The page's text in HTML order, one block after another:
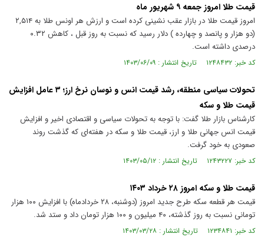
قیمت طلا امروز جمعه ۹ شهریور ماه
امروز قیمت طلا در بازار عقب نشینی کرده است و ارزش هر اونس طلا به ۲,۵۱۴
(دو هزار و پانصد و چهارده ) دلار رسید که نسبت به روز قبل ، کاهش ۰.۳۲
درصدی داشته است.
کد خبر: ۱۲۴۸۴۳۲ تاریخ انتشار : ۱۴۰۳/۰۶/۰۹
تحولات سیاسی منطقه، رشد قیمت انس و نوسان نرخ ارز؛ ۳ عامل افزایش
قیمت طلا و سکه
کارشناس بازار طلا گفت: با توجه به تحولات سیاسی و اقتصادی اخیر و افزایش
قیمت انس جهانی طلا و ارز، قیمت طلا و سکه در هفته‌ای که گذشت روند
صعودی به خود گرفت.
کد خبر: ۱۲۴۳۲۲۷ تاریخ انتشار : ۱۴۰۳/۰۵/۱۲
قیمت طلا و سکه امروز ۲۸ خرداد ۱۴۰۳
قیمت هر قطعه سکه طرح جدید امروز (دوشنبه، ۲۸ خردادماه) با افزایش ۱۰۰ هزار
تومانی نسبت به روز گذشته، ۴۰ میلیون و ۱۰۰ هزار تومان داد و ستد شد.
کد خبر: ۱۲۳۴۸۴۱ تاریخ انتشار : ۱۴۰۳/۰۳/۲۸